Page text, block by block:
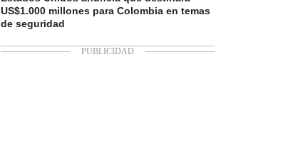
US$1.000 millones para Colombia en temas
de seguridad